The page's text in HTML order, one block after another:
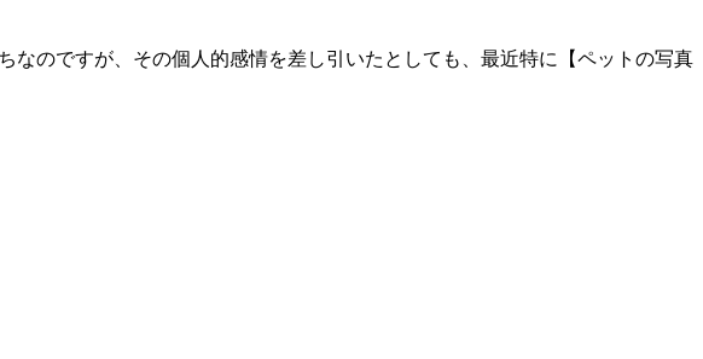
のですが、その個人的感情を差し引いたとしても、最近特に【ペットの写真